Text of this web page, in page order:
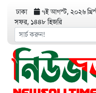
ঢাকা ৭ই আগস্ট, ২০২৬
সফর, ১৪৪৮ হিজরি